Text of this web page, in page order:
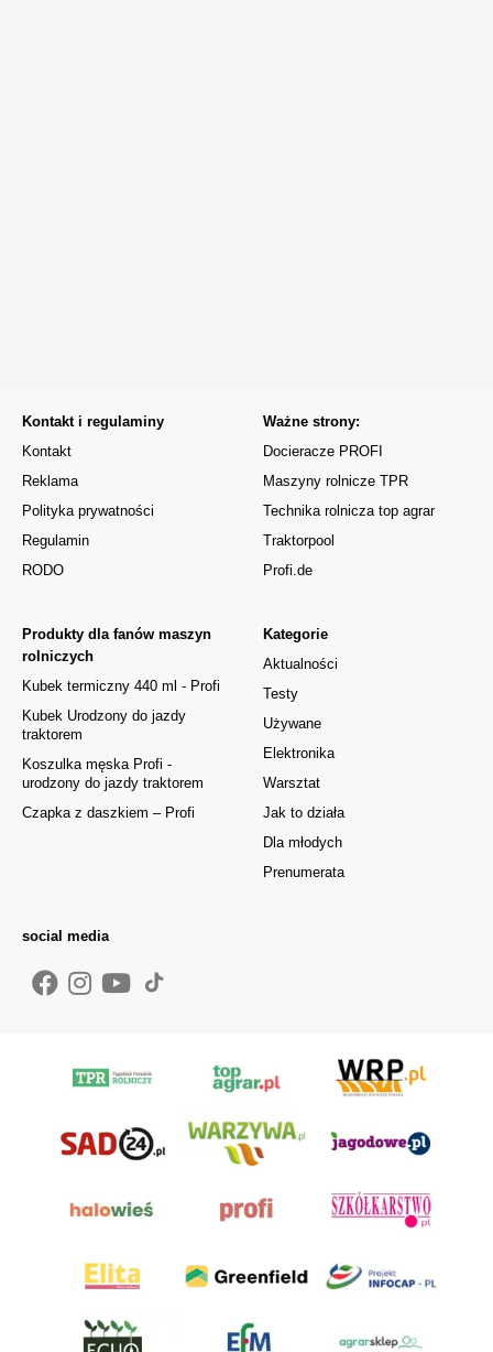
Kontakt i regulaminy
Kontakt
Reklama
Polityka prywatności
Regulamin
RODO
Kategorie
Aktualności
Testy
Używane
Elektronika
Warsztat
Jak to działa
Dla młodych
Prenumerata
Produkty dla fanów maszyn
rolniczych
Kubek termiczny 440 ml - Profi
Kubek Urodzony do jazdy
traktorem
Koszulka męska Profi -
urodzony do jazdy traktorem
Czapka z daszkiem – Profi
Ważne strony:
Docieracze PROFI
Maszyny rolnicze TPR
Technika rolnicza top agrar
Traktorpool
Profi.de
social media